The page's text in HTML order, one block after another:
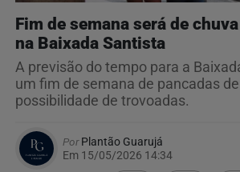
Fim de semana será de
na Baixada Santista
A previsão do tempo para a
um fim de semana de pancadas
possibilidade de trovoadas.
PorPlantão Guarujá
Em 15/05/2026 14:34